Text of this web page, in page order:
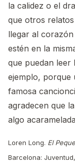
la calidez o el
que otros
llegar al
estén en la
que puedan leer
ejemplo, porque
famosa
agradecen que
algo
Loren Long. El
Barcelona: